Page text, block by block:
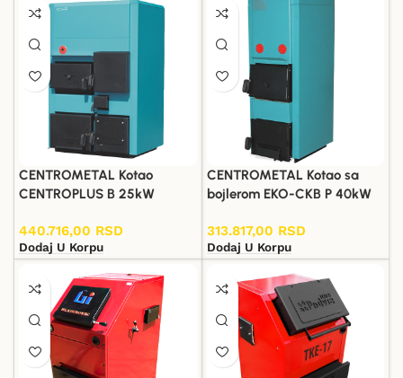
CENTROMETAL Kotao
CENTROPLUS B 25kW
440.716,00 RSD
Dodaj U Korpu
CENTROMETAL Kotao sa
bojlerom EKO-CKB P 40kW
313.817,00 RSD
Dodaj U Korpu